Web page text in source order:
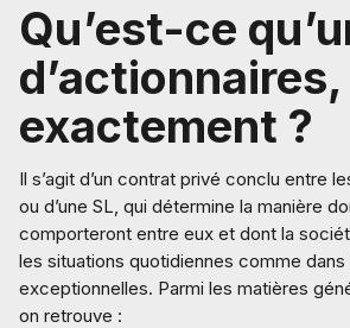
Qu’est-ce
d’actionnaires,
exactement ?
Il s’agit d’un contrat privé conclu entre
ou d’une SL, qui détermine la manière
comporteront entre eux et dont la
les situations quotidiennes comme dans
exceptionnelles. Parmi les matières
on retrouve :